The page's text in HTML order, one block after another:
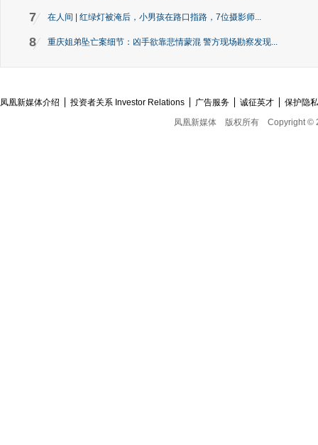
7 在人间 | 红绿灯被淹后，小男孩在路口指路，7位摄影师...
8 重庆姐弟坠亡案细节：凶手欲靠悲情蒙混 警方现场勘察发现...
凤凰新媒体介绍 投资者关系 Investor Relations 广告服务 诚征英才
保护隐
凤凰新媒体
版权所有 Copyright ©